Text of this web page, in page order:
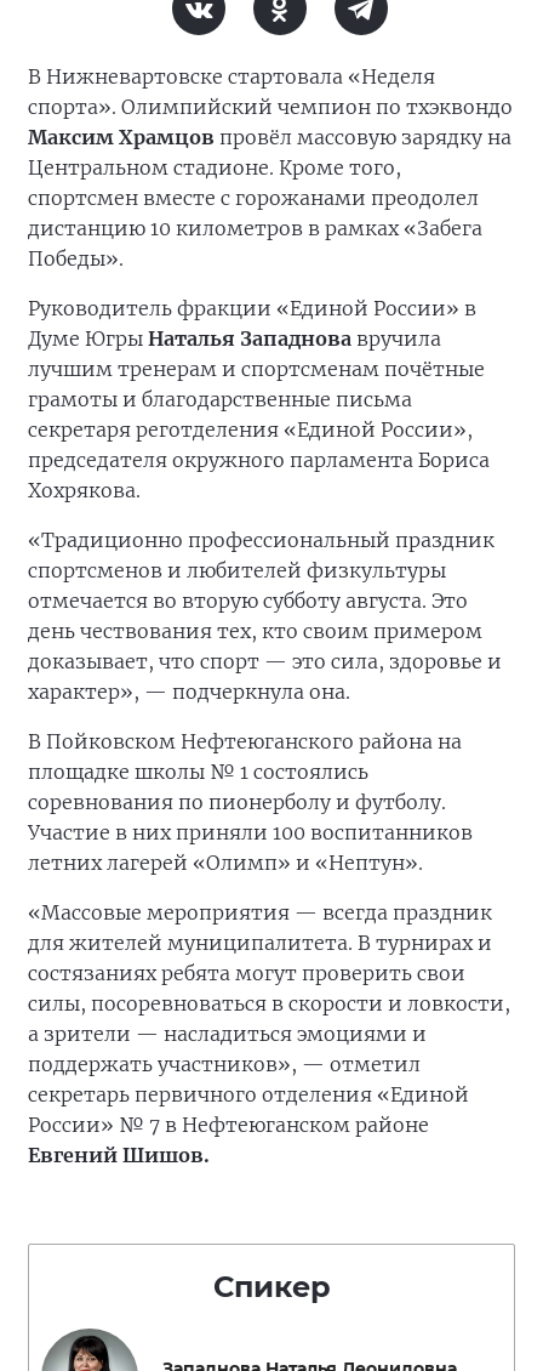
В Нижневартовске стартовала «Неделя
спорта». Олимпийский чемпион по тхэквондо
Максим Храмцов провёл массовую зарядку на
Центральном стадионе. Кроме того,
спортсмен вместе с горожанами преодолел
дистанцию 10 километров в рамках «Забега
Победы».
Руководитель фракции «Единой России» в
Думе Югры Наталья Западнова вручила
лучшим тренерам и спортсменам почётные
грамоты и благодарственные письма
секретаря реготделения «Единой России»,
председателя окружного парламента Бориса
Хохрякова.
«Традиционно профессиональный праздник
спортсменов и любителей физкультуры
отмечается во вторую субботу августа. Это
день чествования тех, кто своим примером
доказывает, что спорт — это сила, здоровье и
характер», — подчеркнула она.
В Пойковском Нефтеюганского района на
площадке школы № 1 состоялись
соревнования по пионерболу и футболу.
Участие в них приняли 100 воспитанников
летних лагерей «Олимп» и «Нептун».
«Массовые мероприятия — всегда праздник
для жителей муниципалитета. В турнирах и
состязаниях ребята могут проверить свои
силы, посоревноваться в скорости и ловкости,
а зрители — насладиться эмоциями и
поддержать участников», — отметил
секретарь первичного отделения «Единой
России» № 7 в Нефтеюганском районе
Евгений Шишов.
Спикер